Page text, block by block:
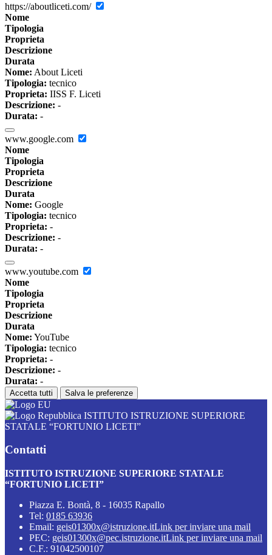
https://aboutliceti.com/
Nome
Tipologia
Proprieta
Descrizione
Durata
Nome: About Liceti
Tipologia: tecnico
Proprieta: IISS F. Liceti
Descrizione: -
Durata: -
www.google.com
Nome
Tipologia
Proprieta
Descrizione
Durata
Nome: Google
Tipologia: tecnico
Proprieta: -
Descrizione: -
Durata: -
www.youtube.com
Nome
Tipologia
Proprieta
Descrizione
Durata
Nome: YouTube
Tipologia: tecnico
Proprieta: -
Descrizione: -
Durata: -
Accetta tutti Salva le preferenze
ISTITUTO ISTRUZIONE SUPERIORE
STATALE “FORTUNIO LICETI”
Contatti
ISTITUTO ISTRUZIONE SUPERIORE STATALE
“FORTUNIO LICETI”
Piazza E. Bontà, 8 - 16035 Rapallo
Tel: 0185 63936
Email: geis01300x@istruzione.itLink per inviare una mail
PEC: geis01300x@pec.istruzione.itLink per inviare una mail
C.F.: 91042500107